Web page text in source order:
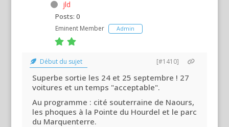
jld
Posts: 0
Eminent Member Admin
Début du sujet [#1410]
Superbe sortie les 24 et 25 septembre ! 27
voitures et un temps "acceptable".
Au programme : cité souterraine de Naours,
les phoques à la Pointe du Hourdel et le parc
du Marquenterre.